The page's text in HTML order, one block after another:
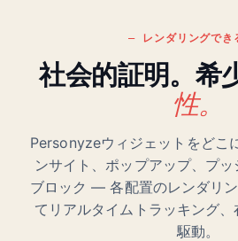
レンダリングでき
社会的証明。希
性。
Personyzeウィジェットをどこ
ンサイト、ポップアップ、プ
ブロック — 各配置のレンダリ
てリアルタイムトラッキング
駆動。